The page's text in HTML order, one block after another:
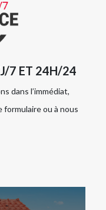
7 ET 24H/24
dans l’immédiat,
formulaire ou à nous